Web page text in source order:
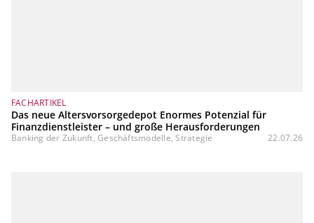
FACHARTIKEL
Das neue Altersvorsorgedepot Enormes Potenzial für
Finanzdienstleister – und große Herausforderungen
Banking der Zukunft, Geschäftsmodelle, Strategie 22.07.26